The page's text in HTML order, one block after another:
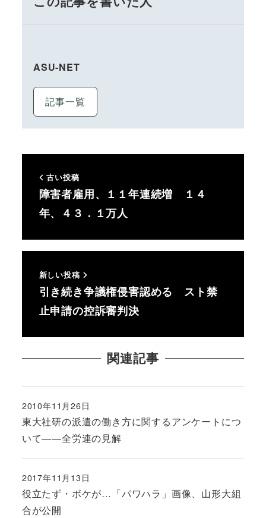
ASU-NET
記事一覧
古い投稿
障害者雇用、１１年連続増 １４
年、４３．１万人
新しい投稿
引き続き争議権侵害認める スト禁
止申請の控訴審判決
関連記事
東大社研の派遣の働き方に関するアンケートにつ
いて――全労連の見解
投稿日
2010年11月26日
役立たず・ボケが…「パワハラ」画像、山形大組
合が公開
投稿日
2017年11月13日